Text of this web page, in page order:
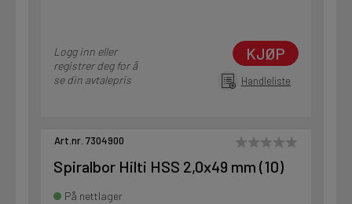
Logg inn eller
registrer deg for å
se din avtalepris
KJØP
Handleliste
Art.nr. 7304900
Spiralbor Hilti HSS 2,0x49 mm (10)
På nettlager